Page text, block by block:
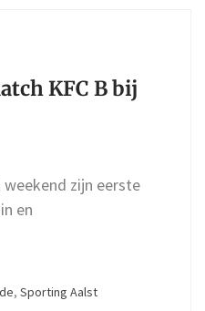
KFC B bij
zijn eerste
en
, Sporting Aalst